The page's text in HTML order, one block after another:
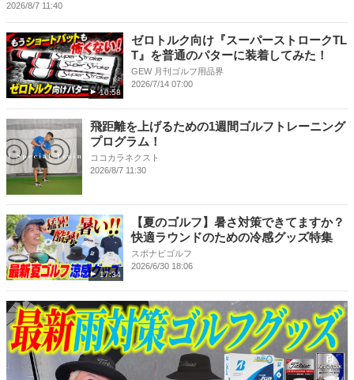
2026/8/7 11:40
10:58
ゼロトルク向け『スーパーストロークTL
T』を普通のパターに装着してみた！
GEW 月刊ゴルフ用品界
2026/7/14 07:00
飛距離を上げるための1週間ゴルフトレーニング
プログラム！
ココカラネクスト
2026/8/7 11:30
17:34
【夏のゴルフ】暑さ対策できてますか？
快適ラウンドのための冷感グッズ特集
スポナビゴルフ
2026/6/30 18:06